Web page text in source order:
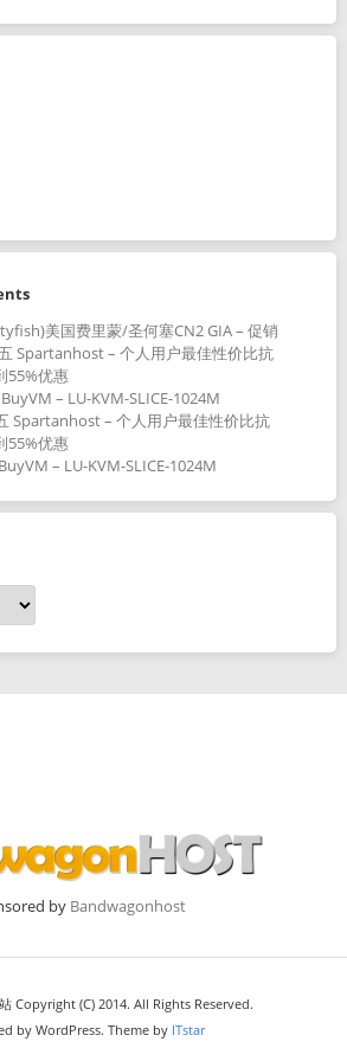
美国费里蒙/圣何塞CN2 GIA – 促销
Spartanhost – 个人用户最佳性价比抗
55%优惠
– LU-KVM-SLICE-1024M
Spartanhost – 个人用户最佳性价比抗
55%优惠
– LU-KVM-SLICE-1024M
by Bandwagonhost
Copyright (C) 2014. All Rights Reserved.
by WordPress. Theme by ITstar